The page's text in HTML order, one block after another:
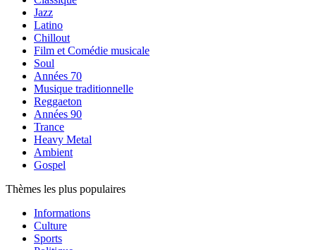
Jazz
Latino
Chillout
Film et Comédie musicale
Soul
Années 70
Musique traditionnelle
Reggaeton
Années 90
Trance
Heavy Metal
Ambient
Gospel
Thèmes les plus populaires
Informations
Culture
Sports